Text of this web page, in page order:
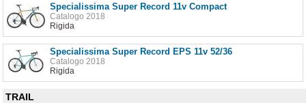
Specialissima Super Record 11v Compact
Catalogo 2018
Rigida
Specialissima Super Record EPS 11v 52/36
Catalogo 2018
Rigida
TRAIL